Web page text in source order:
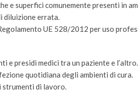
e superfici comunemente presenti in
diluizione errata.
UE 528/2012 per uso
e presidi medici tra un paziente e l’altro.
quotidiana degli ambienti di cura.
strumenti di lavoro.